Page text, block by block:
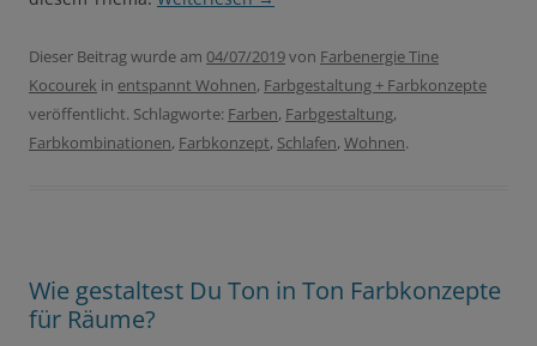
Dieser Beitrag wurde am 04/07/2019von Farbenergie Tine
Kocourek in entspannt Wohnen, Farbgestaltung + Farbkonzepte
veröffentlicht. Schlagworte: Farben, Farbgestaltung,
Farbkombinationen, Farbkonzept, Schlafen, Wohnen.
Wie gestaltest Du Ton in Ton Farbkonzepte
für Räume?